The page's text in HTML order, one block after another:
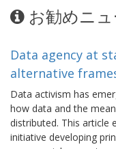
お勧めニ
Data agency at
alternative
Data activism has
how data and the
distributed. This article
initiative developing